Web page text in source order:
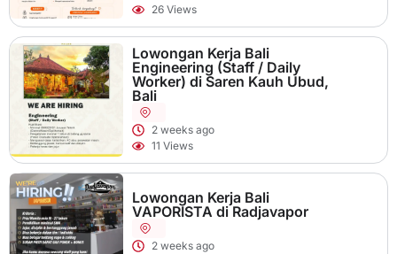
26 Views
Lowongan Kerja Bali
Engineering (Staff / Daily
Worker) di Saren Kauh Ubud,
Bali
2 weeks ago
11 Views
Lowongan Kerja Bali
VAPORISTA di Radjavapor
2 weeks ago